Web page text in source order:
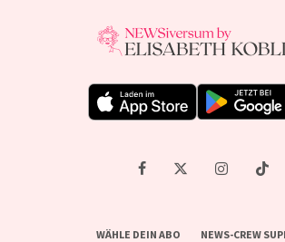
WÄHLE DEIN ABO NEWS-CREW